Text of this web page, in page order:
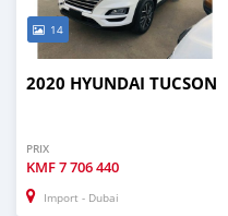
14
2020 HYUNDAI TUCSON
PRIX
KMF7 706 440
Import - Dubai